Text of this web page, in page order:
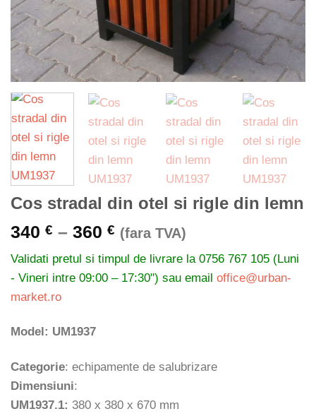
Cos stradal din otel si rigle din lemn
340 € – 360 € Interval
prețuri:
340 €
(fara TVA)
Validati pretul si timpul de livrare la 0756 767 105 (Luni
- Vineri intre 09:00 – 17:30") sau email office@urban-
market.ro
Model: UM1937
Categorie: echipamente de salubrizare
Dimensiuni:
UM1937.1: 380 x 380 x 670 mm